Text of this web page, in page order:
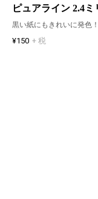
ピュアライン 2.4
黒い紙にもきれいに発色
¥150 + 税